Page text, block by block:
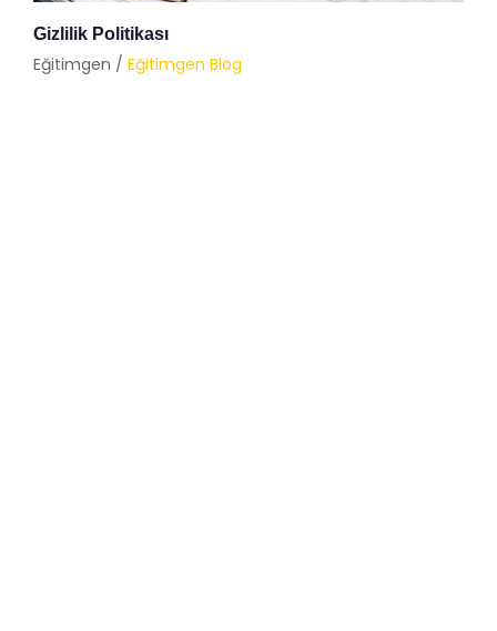
Gizlilik Politikası
Eğitimgen / Eğitimgen Blog